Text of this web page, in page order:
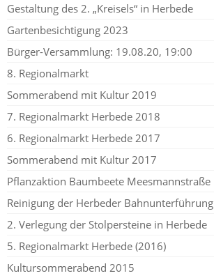
Gestaltung des 2. „Kreisels“ in Herbede
Gartenbesichtigung 2023
Bürger-Versammlung: 19.08.20, 19:00
8. Regionalmarkt
Sommerabend mit Kultur 2019
7. Regionalmarkt Herbede 2018
6. Regionalmarkt Herbede 2017
Sommerabend mit Kultur 2017
Pflanzaktion Baumbeete Meesmannstraße
Reinigung der Herbeder Bahnunterführung
2. Verlegung der Stolpersteine in Herbede
5. Regionalmarkt Herbede (2016)
Kultursommerabend 2015